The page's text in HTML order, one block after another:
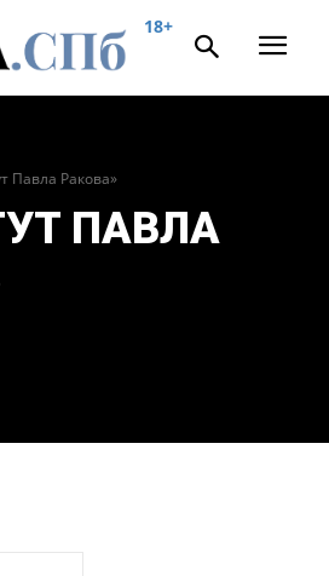
18+
Павла Ракова»
ПАВЛА